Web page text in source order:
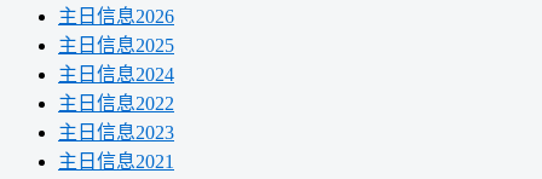
主日信息2026
主日信息2025
主日信息2024
主日信息2022
主日信息2023
主日信息2021